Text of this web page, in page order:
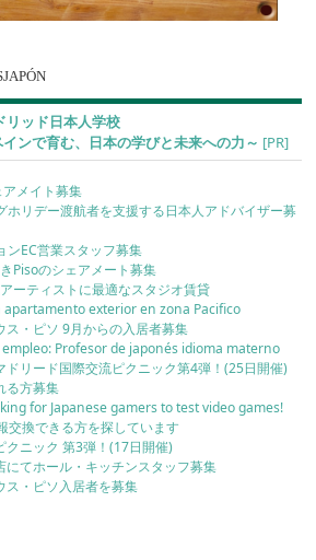
リッド日本人学校
インで育む、日本の学びと未来への力～ [PR]
メイト募集
ホリデー渡航者を支援する日本人アドバイザー募
ンEC営業スタッフ募集
Pisoのシェアメート募集
ーティストに最適なスタジオ賃貸
apartamento exterior en zona Pacifico
ス・ピソ 9月からの入居者募集
Profesor de japonés idioma materno
ドリード国際交流ピクニック第4弾！(25日開催)
る方募集
for Japanese gamers to test video games!
交換できる方を探しています
クニック 第3弾！(17日開催)
にてホール・キッチンスタッフ募集
ス・ピソ入居者を募集